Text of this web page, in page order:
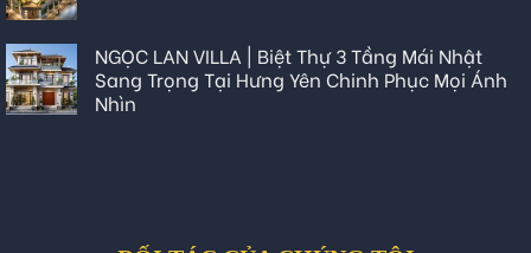
NGỌC LAN VILLA | Biệt Thự 3 Tầng Mái Nhật
Sang Trọng Tại Hưng Yên Chinh Phục Mọi Ánh
Nhìn